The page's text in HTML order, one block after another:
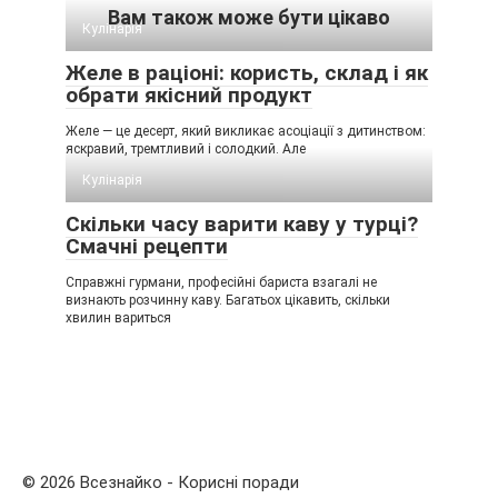
Вам також може бути цікаво
Кулінарія
Желе в раціоні: користь, склад і як
обрати якісний продукт
Желе — це десерт, який викликає асоціації з дитинством:
яскравий, тремтливий і солодкий. Але
Кулінарія
Скільки часу варити каву у турці?
Смачні рецепти
Справжні гурмани, професійні бариста взагалі не
визнають розчинну каву. Багатьох цікавить, скільки
хвилин вариться
© 2026 Всезнайко - Корисні поради